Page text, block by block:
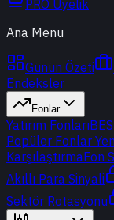
PRO Üyelik
Ana Menu
Günün Özeti
Endeksler
Fonlar
Yatırım Fonları
Popüler Fonlar
KarşılaştırmaFon
Akıllı Para Sinyali
Sektör Rotasyonu